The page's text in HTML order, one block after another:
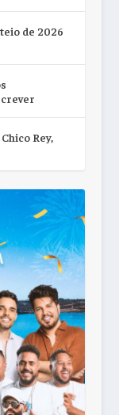
de 2026
Rey,